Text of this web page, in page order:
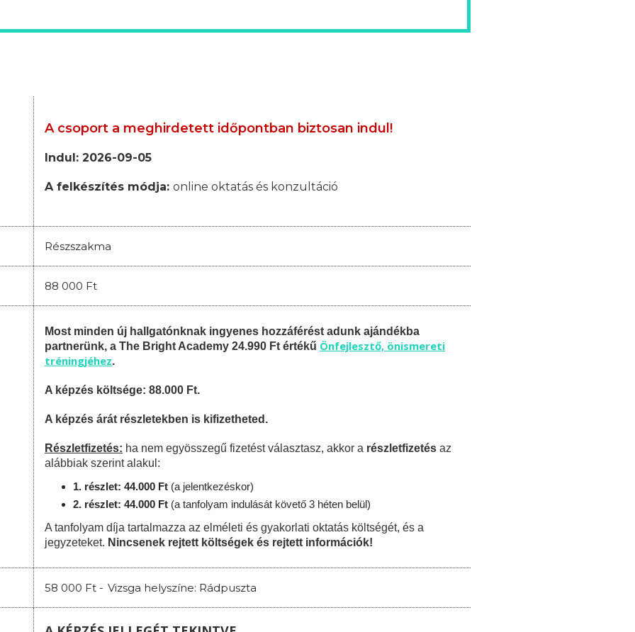
A csoport a meghirdetett időpontban biztosan indul!
Indul: 2026-09-05
A felkészítés módja: online oktatás és konzultáció
Részszakma
88 000 Ft
Most minden új hallgatónknak ingyenes hozzáférést adunk ajándékba
partnerünk, a The Bright Academy 24.990 Ft értékű Önfejlesztő, önismereti
tréningjéhez.
A képzés költsége: 88.000 Ft.
A képzés árát részletekben is kifizetheted.
Részletfizetés: ha nem egyösszegű fizetést választasz, akkor a részletfizetés az
alábbiak szerint alakul:
1. részlet: 44.000 Ft (a jelentkezéskor)
2. részlet: 44.000 Ft (a tanfolyam indulását követő 3 héten belül)
A tanfolyam díja tartalmazza az elméleti és gyakorlati oktatás költségét, és a
jegyzeteket. Nincsenek rejtett költségek és rejtett információk!
58 000 Ft - Vizsga helyszíne: Rádpuszta